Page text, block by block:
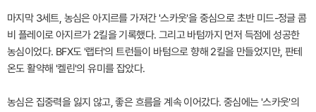
마지막 3세트, 농심은 아지르를 가져간 '스카웃'을 중심으로 초반 미드-정글 콤
비 플레이로 아지르가 2킬을 기록했다. 그리고 바텀까지 먼저 득점에 성공한
농심이었다. BFX도 '랩터'의 트런들이 바텀으로 향해 2킬을 만들었지만, 판테
온도 활약해 '켈린'의 유미를 잡았다.
농심은 집중력을 잃지 않고, 좋은 흐름을 계속 이어갔다. 중심에는 '스카웃'의